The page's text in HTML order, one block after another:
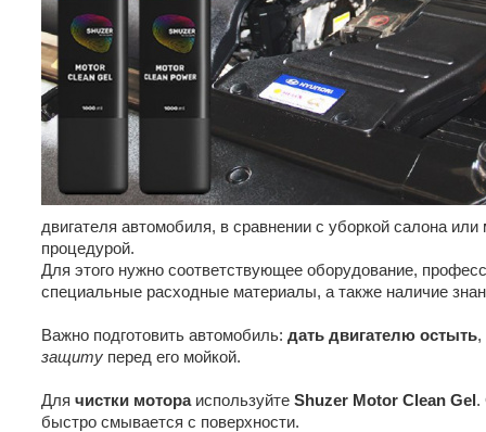
двигателя автомобиля, в сравнении с уборкой салона
процедурой.
Для этого нужно соответствующее оборудование,
специальные расходные материалы, а также наличие
Важно подготовить автомобиль: дать двигателю остыть,
защиту перед его мойкой.
Для чистки мотораиспользуйте Shuzer Motor Clean Gel.
быстро смывается с поверхности.